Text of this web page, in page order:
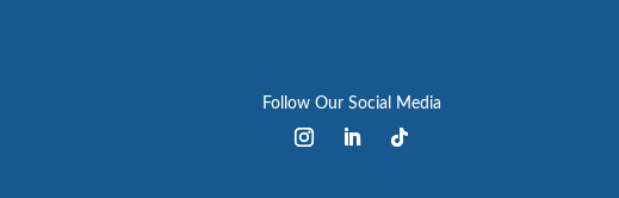
Follow Our Social Media